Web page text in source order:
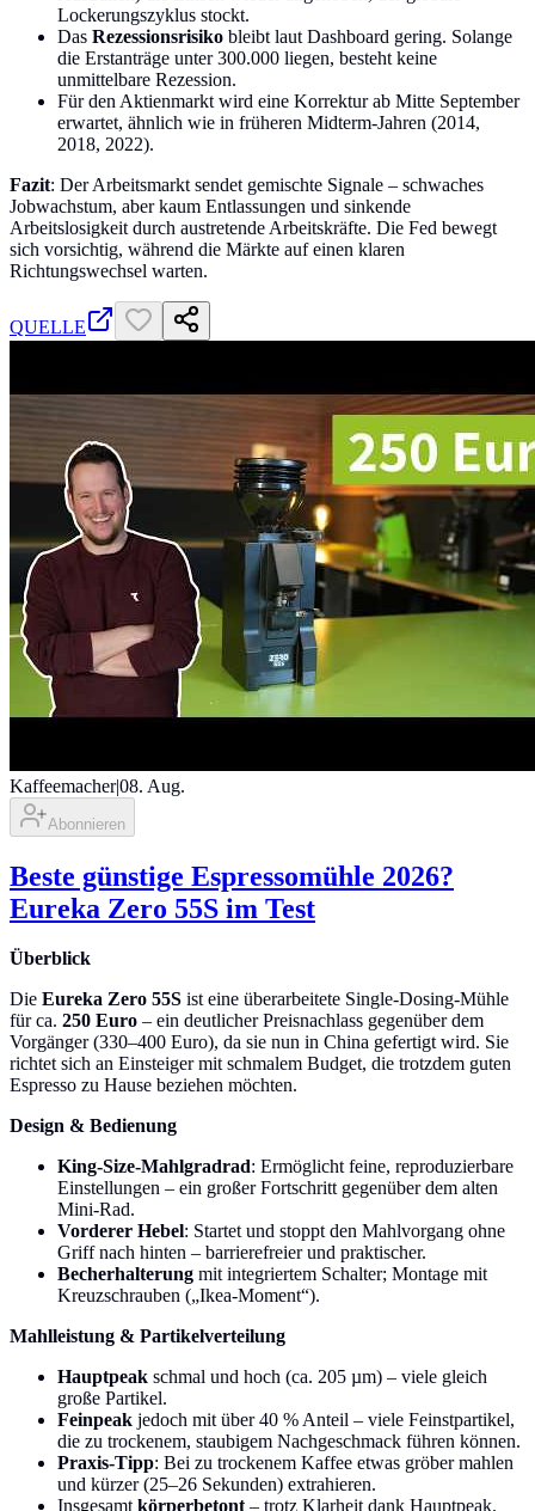
Lockerungszyklus stockt.
Das Rezessionsrisiko bleibt laut Dashboard gering. Solange
die Erstanträge unter 300.000 liegen, besteht keine
unmittelbare Rezession.
Für den Aktienmarkt wird eine Korrektur ab Mitte September
erwartet, ähnlich wie in früheren Midterm-Jahren (2014,
2018, 2022).
Fazit: Der Arbeitsmarkt sendet gemischte Signale – schwaches
Jobwachstum, aber kaum Entlassungen und sinkende
Arbeitslosigkeit durch austretende Arbeitskräfte. Die Fed bewegt
sich vorsichtig, während die Märkte auf einen klaren
Richtungswechsel warten.
QUELLE
Kaffeemacher|08. Aug.
Abonnieren
Beste günstige Espressomühle 2026?
Eureka Zero 55S im Test
Überblick
Die Eureka Zero 55S ist eine überarbeitete Single-Dosing-Mühle
für ca. 250 Euro – ein deutlicher Preisnachlass gegenüber dem
Vorgänger (330–400 Euro), da sie nun in China gefertigt wird. Sie
richtet sich an Einsteiger mit schmalem Budget, die trotzdem guten
Espresso zu Hause beziehen möchten.
Design & Bedienung
King-Size-Mahlgradrad: Ermöglicht feine, reproduzierbare
Einstellungen – ein großer Fortschritt gegenüber dem alten
Mini-Rad.
Vorderer Hebel: Startet und stoppt den Mahlvorgang ohne
Griff nach hinten – barrierefreier und praktischer.
Becherhalterung mit integriertem Schalter; Montage mit
Kreuzschrauben („Ikea-Moment“).
Mahlleistung & Partikelverteilung
Hauptpeak schmal und hoch (ca. 205 µm) – viele gleich
große Partikel.
Feinpeak jedoch mit über 40 % Anteil – viele Feinstpartikel,
die zu trockenem, staubigem Nachgeschmack führen können.
Praxis-Tipp: Bei zu trockenem Kaffee etwas gröber mahlen
und kürzer (25–26 Sekunden) extrahieren.
Insgesamt körperbetont – trotz Klarheit dank Hauptpeak.